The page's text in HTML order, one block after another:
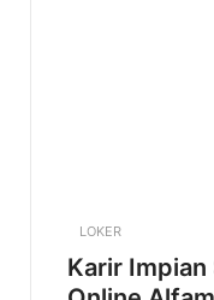
LOKER
Karir